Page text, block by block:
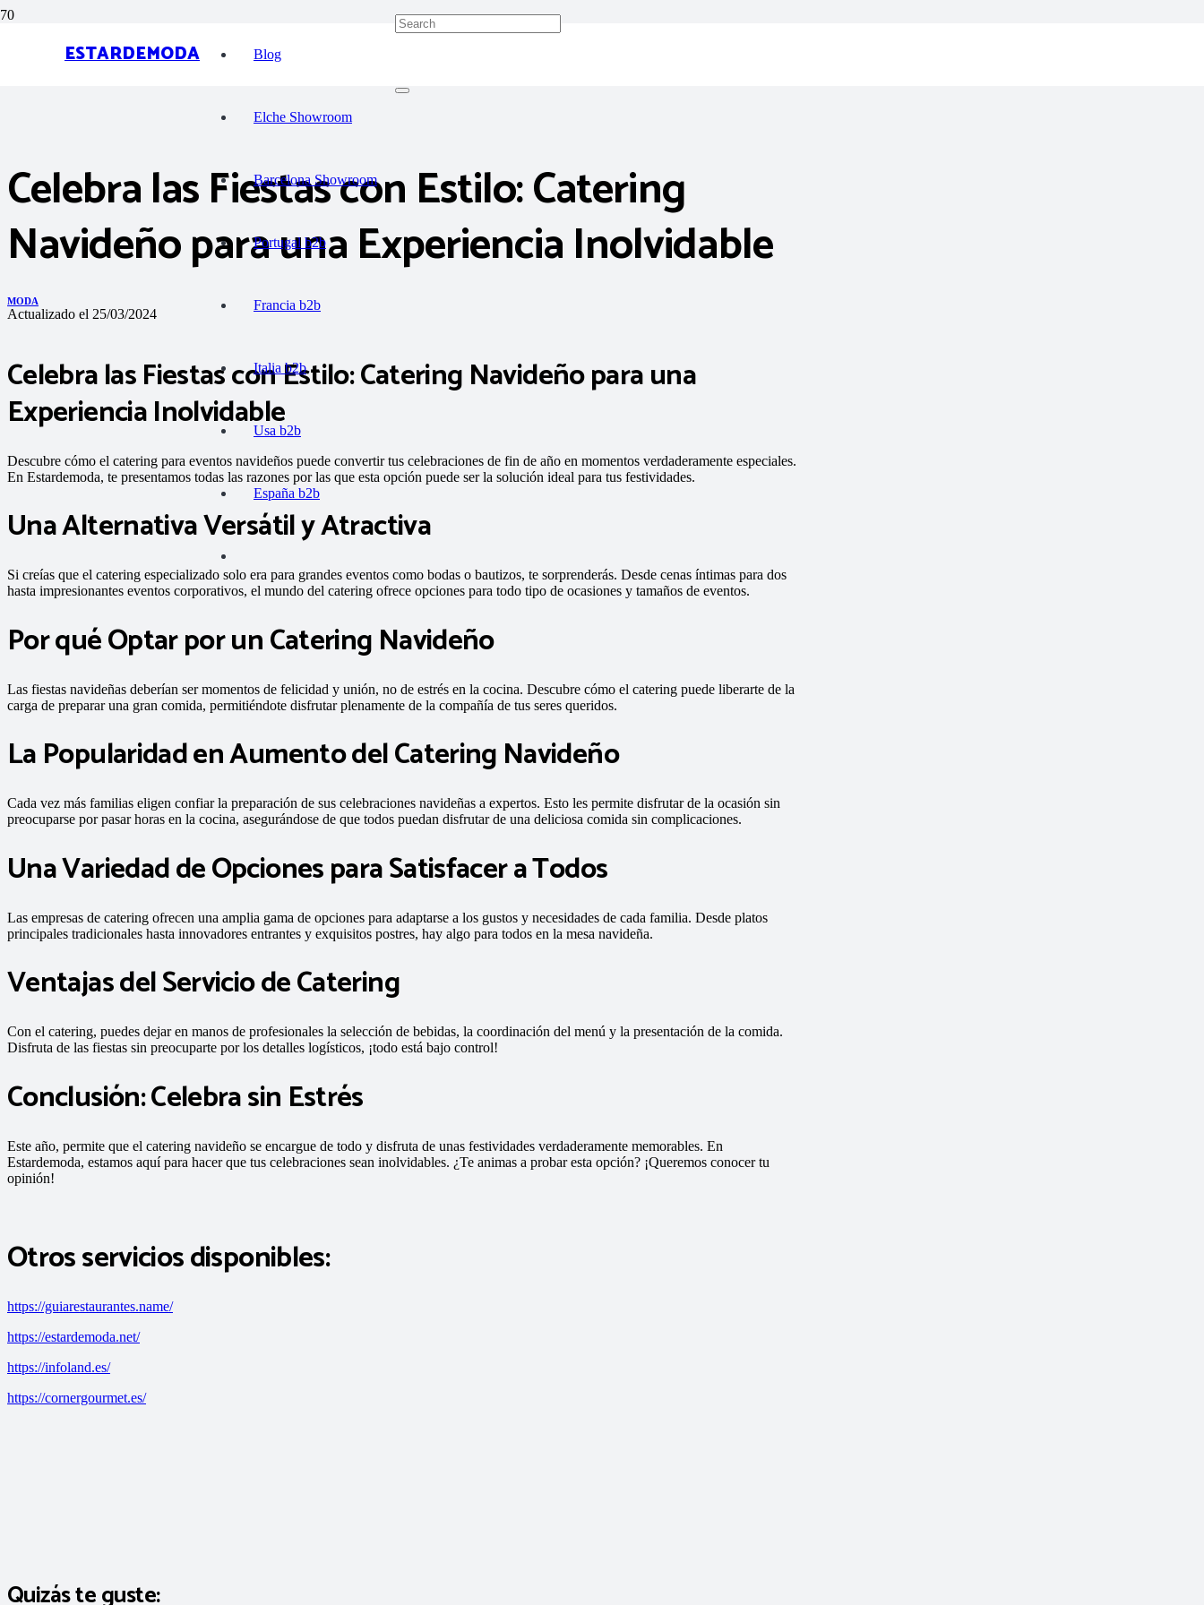
ESTARDEMODA Blog
Elche Showroom
Barcelona Showroom
Portugal b2b
Francia b2b
Italia b2b
Usa b2b
España b2b
Celebra las Fiestas con Estilo: Catering
Navideño para una Experiencia Inolvidable
MODA
Actualizado el 25/03/2024
Celebra las Fiestas con Estilo: Catering Navideño para una
Experiencia Inolvidable
Descubre cómo el catering para eventos navideños puede convertir tus celebraciones de fin de año en momentos verdaderamente especiales.
En Estardemoda, te presentamos todas las razones por las que esta opción puede ser la solución ideal para tus festividades.
Una Alternativa Versátil y Atractiva
Si creías que el catering especializado solo era para grandes eventos como bodas o bautizos, te sorprenderás. Desde cenas íntimas para dos
hasta impresionantes eventos corporativos, el mundo del catering ofrece opciones para todo tipo de ocasiones y tamaños de eventos.
Por qué Optar por un Catering Navideño
Las fiestas navideñas deberían ser momentos de felicidad y unión, no de estrés en la cocina. Descubre cómo el catering puede liberarte de la
carga de preparar una gran comida, permitiéndote disfrutar plenamente de la compañía de tus seres queridos.
La Popularidad en Aumento del Catering Navideño
Cada vez más familias eligen confiar la preparación de sus celebraciones navideñas a expertos. Esto les permite disfrutar de la ocasión sin
preocuparse por pasar horas en la cocina, asegurándose de que todos puedan disfrutar de una deliciosa comida sin complicaciones.
Una Variedad de Opciones para Satisfacer a Todos
Las empresas de catering ofrecen una amplia gama de opciones para adaptarse a los gustos y necesidades de cada familia. Desde platos
principales tradicionales hasta innovadores entrantes y exquisitos postres, hay algo para todos en la mesa navideña.
Ventajas del Servicio de Catering
Con el catering, puedes dejar en manos de profesionales la selección de bebidas, la coordinación del menú y la presentación de la comida.
Disfruta de las fiestas sin preocuparte por los detalles logísticos, ¡todo está bajo control!
Conclusión: Celebra sin Estrés
Este año, permite que el catering navideño se encargue de todo y disfruta de unas festividades verdaderamente memorables. En
Estardemoda, estamos aquí para hacer que tus celebraciones sean inolvidables. ¿Te animas a probar esta opción? ¡Queremos conocer tu
opinión!
Otros servicios disponibles:
https://guiarestaurantes.name/
https://estardemoda.net/
https://infoland.es/
https://cornergourmet.es/
Quizás te guste: